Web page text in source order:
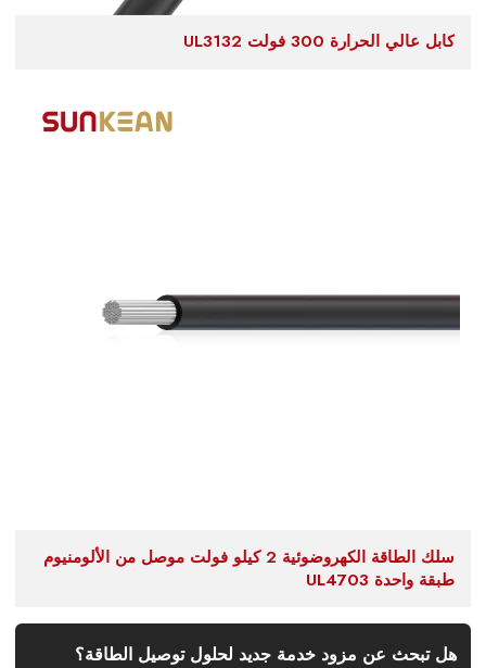
كابل عالي الحرارة 300 فولت UL3132
سلك الطاقة الكهروضوئية 2 كيلو فولت موصل من الألومنيوم
طبقة واحدة UL4703
هل تبحث عن مزود خدمة جديد لحلول توصيل الطاقة؟